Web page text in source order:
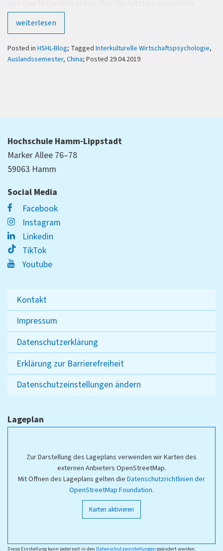
Monate wechselte ich in eine chinesische Gastfamilie
mit Kind (Homestay). Glücklicherweise sprachen die
Eltern auch sehr gutes Englisch, was die
Kommunikation doch sehr vereinfachte. Durch das
Das Essen war generell eines der besten Dinge in China
für mich. So vielfältig und lecker - und vor allem günstig,
Lieblingsessen waren wohl die einfachen Baozi (包子) -
gedämpfte und gefüllte Teigtaschen, ähnlich wie
Brötchen, und man konnte sie zu jeder Tageszeit essen.
Es war ein unglaubliches halbes Jahr, welches ich dort
verbracht habe. Danke und auf Wiedersehen! 谢谢，再
Ein Beitrag von Ina Wenzel, 6. Semester "
Wirtschaftspsychologie", vom 24.04.2019.
weiterlesen
Posted in HSHL-Blog; Tagged Interkulturelle Wirtschaftspsychologie,
Auslandssemester, China; Posted 29.04.2019
Hochschule Hamm-Lippstadt
Marker Allee 76–78
59063 Hamm
Social Media
Facebook
Instagram
Linkedin
TikTok
Youtube
Kontakt
Impressum
Datenschutzerklärung
Erklärung zur Barrierefreiheit
Datenschutzeinstellungen ändern
Lageplan
Zur Darstellung des Lageplans verwenden wir Karten des
externen Anbieters OpenStreetMap.
Mit Öffnen des Lageplans gelten die Datenschutzrichtlinien der
OpenStreetMap Foundation.
Karten aktivieren
Diese Einstellung kann jederzeit in den Datenschutzeinstellungen geändert werden.